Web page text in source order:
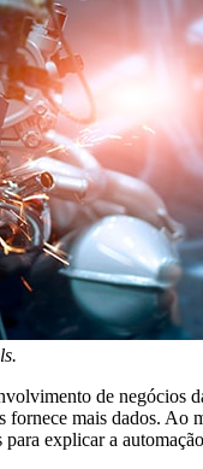
de
fornece mais dados.
explicar a